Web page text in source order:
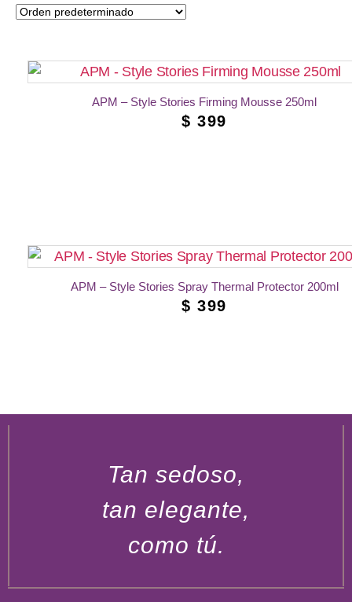
APM – Style Stories Firming Mousse 250ml
$ 399
APM – Style Stories Spray Thermal Protector 200ml
$ 399
Tan sedoso,
tan elegante,
como tú.